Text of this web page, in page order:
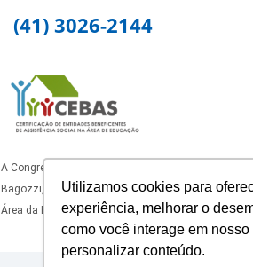
Utilizamos cookies para
experiência, melhorar o
como você interage em nosso
personalizar conteúdo.
(41) 3026-2144
A Congregação dos Oblatos de São José,
Bagozzi, está certificado como Entidade
Área da Educação, com certificado ativo nos termos